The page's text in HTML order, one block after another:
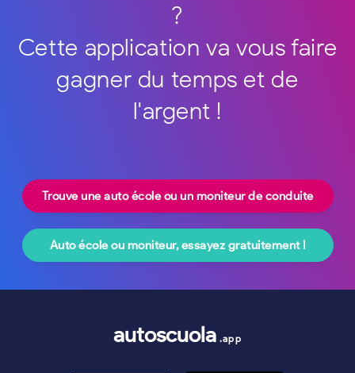
?
Cette application va vous faire
gagner du temps et de
l'argent !
Trouve une auto école ou un moniteur de conduite
Auto école ou moniteur, essayez gratuitement !
autoscuola .app